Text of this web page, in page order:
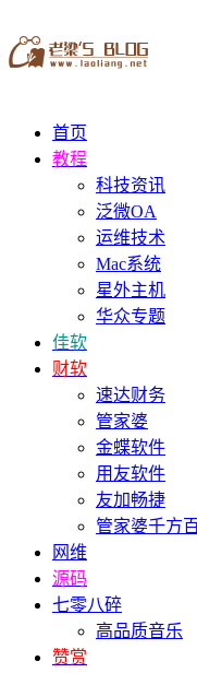
首页
教程
科技资讯
泛微OA
运维技术
Mac系统
星外主机
华众专题
佳软
财软
速达财务
管家婆
金蝶软件
用友软件
友加畅捷
管家婆千方
网维
源码
七零八碎
高品质音乐
赞赏